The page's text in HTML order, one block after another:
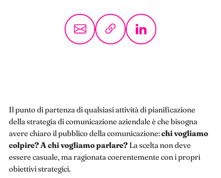
Il punto di partenza di qualsiasi attività di pianificazione
della strategia di comunicazione aziendale è che bisogna
avere chiaro il pubblico della comunicazione:chi vogliamo
colpire? A chi vogliamo parlare? La scelta non deve
essere casuale, ma ragionata coerentemente con i propri
obiettivi strategici.